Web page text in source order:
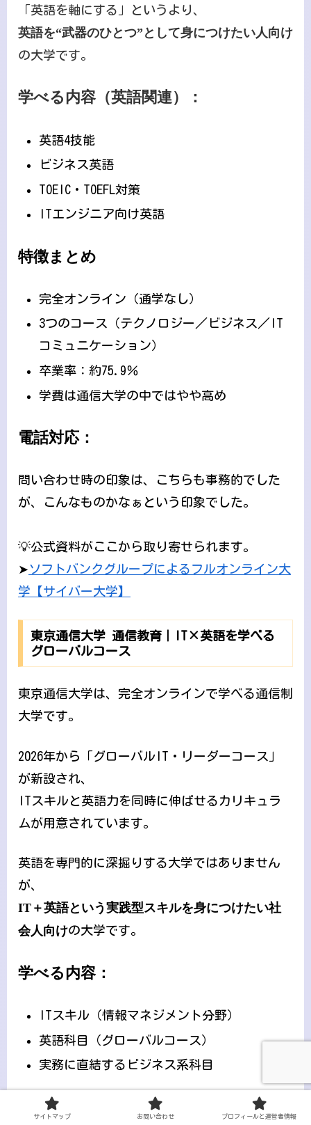
「英語を軸にする」というより、
英語を“武器のひとつ”として身につけたい人向け
の大学です。
学べる内容（英語関連）：
英語4技能
ビジネス英語
TOEIC・TOEFL対策
ITエンジニア向け英語
特徴まとめ
完全オンライン（通学なし）
3つのコース（テクノロジー／ビジネス／IT
コミュニケーション）
卒業率：約75.9％
学費は通信大学の中ではやや高め
電話対応：
問い合わせ時の印象は、こちらも事務的でした
が、こんなものかなぁという印象でした。
💡公式資料がここから取り寄せられます。
➤ソフトバンクグループによるフルオンライン大
学【サイバー大学】
東京通信大学 通信教育｜IT×英語を学べる
グローバルコース
東京通信大学は、完全オンラインで学べる通信制
大学です。
2026年から「グローバルIT・リーダーコース」
が新設され、
ITスキルと英語力を同時に伸ばせるカリキュラ
ムが用意されています。
英語を専門的に深掘りする大学ではありません
が、
IT＋英語という実践型スキルを身につけたい社
会人向けの大学です。
学べる内容：
ITスキル（情報マネジメント分野）
英語科目（グローバルコース）
実務に直結するビジネス系科目
特徴まとめ：
サイトマップ お問い合わせ プロフィールと運営者情報